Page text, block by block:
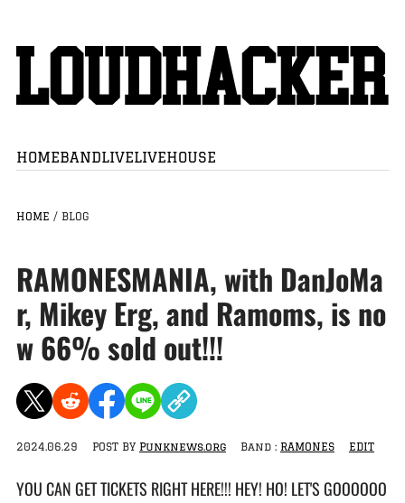
HOMEBANDLIVELIVEHOUSE
HOME / BLOG
RAMONESMANIA, with DanJoMa
r, Mikey Erg, and Ramoms, is no
w 66% sold out!!!
2024.06.29 POST BY Punknews.org Band : RAMONES EDIT
YOU CAN GET TICKETS RIGHT HERE!!! HEY! HO! LET'S GOOOOOO